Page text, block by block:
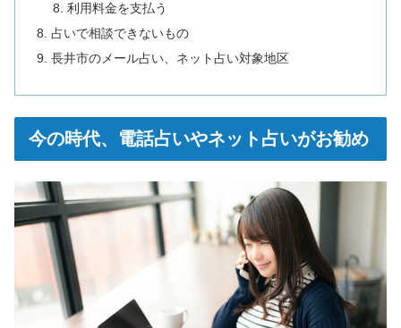
利用料金を支払う
占いで相談できないもの
長井市のメール占い、ネット占い対象地区
今の時代、電話占いやネット占いがお勧め